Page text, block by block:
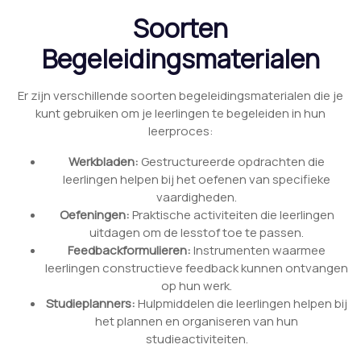
Soorten
Begeleidingsmaterialen
Er zijn verschillende soorten begeleidingsmaterialen die je
kunt gebruiken om je leerlingen te begeleiden in hun
leerproces:
Werkbladen: Gestructureerde opdrachten die
leerlingen helpen bij het oefenen van specifieke
vaardigheden.
Oefeningen:Praktische activiteiten die leerlingen
uitdagen om de lesstof toe te passen.
Feedbackformulieren:Instrumenten waarmee
leerlingen constructieve feedback kunnen ontvangen
op hun werk.
Studieplanners:Hulpmiddelen die leerlingen helpen bij
het plannen en organiseren van hun
studieactiviteiten.